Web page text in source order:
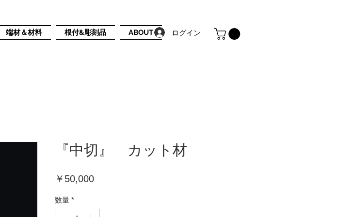
端材＆材料 根付&彫刻品 ABOUT ログイン
『中切』 カット材
￥50,000価
数量 *